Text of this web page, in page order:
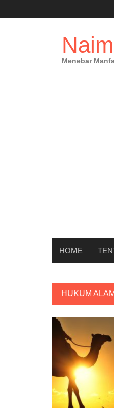
to
Menebar
HOME
HUKUM ALAM